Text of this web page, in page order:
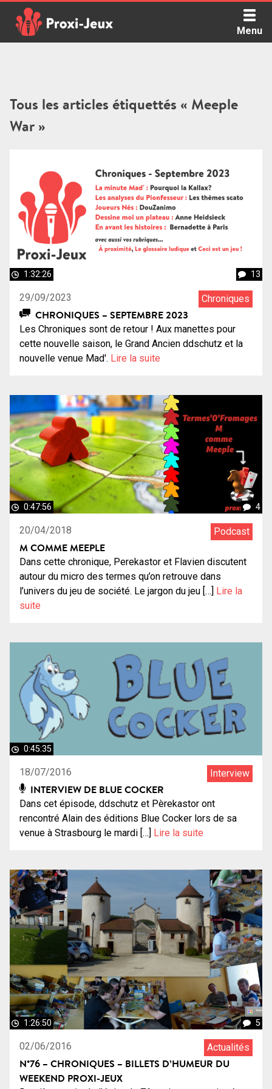
content
Menu
Tous les articles étiquettés « Meeple
War »
1:32:26 13
29/09/2023 Chroniques
CHRONIQUES – SEPTEMBRE 2023
Les Chroniques sont de retour ! Aux manettes pour
cette nouvelle saison, le Grand Ancien ddschutz et la
nouvelle venue Mad'. Lire la suite
0:47:56 4
20/04/2018 Podcast
M COMME MEEPLE
Dans cette chronique, Perekastor et Flavien discutent
autour du micro des termes qu’on retrouve dans
l’univers du jeu de société. Le jargon du jeu […] Lire la
suite
0:45:35
18/07/2016 Interview
INTERVIEW DE BLUE COCKER
Dans cet épisode, ddschutz et Pèrekastor ont
rencontré Alain des éditions Blue Cocker lors de sa
venue à Strasbourg le mardi […] Lire la suite
1:26:50 5
02/06/2016 Actualités
N°76 – CHRONIQUES – BILLETS D’HUMEUR DU
WEEKEND PROXI-JEUX